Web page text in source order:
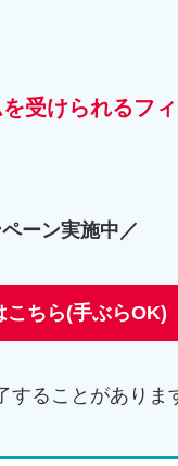
受けられるフ
ーン実施中／
ちら(手ぶらOK)
することがありま